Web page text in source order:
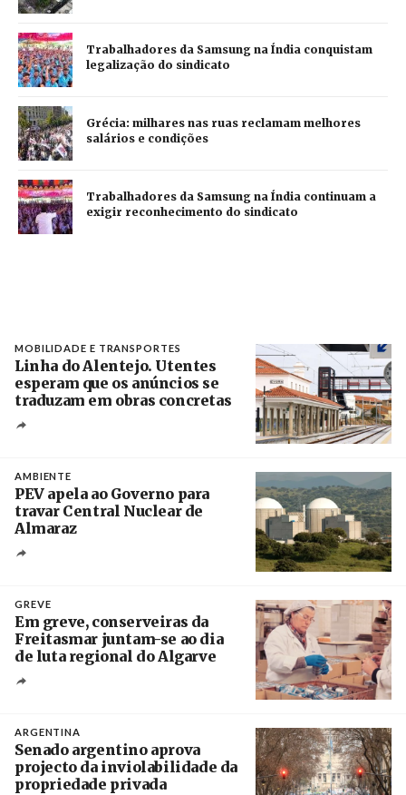
Trabalhadores da Samsung na Índia conquistam
legalização do sindicato
Grécia: milhares nas ruas reclamam melhores
salários e condições
Trabalhadores da Samsung na Índia continuam a
exigir reconhecimento do sindicato
MOBILIDADE E TRANSPORTES
Linha do Alentejo. Utentes
esperam que os anúncios se
traduzam em obras concretas
AMBIENTE
PEV apela ao Governo para
travar Central Nuclear de
Almaraz
GREVE
Em greve, conserveiras da
Freitasmar juntam-se ao dia
de luta regional do Algarve
ARGENTINA
Senado argentino aprova
projecto da inviolabilidade da
propriedade privada